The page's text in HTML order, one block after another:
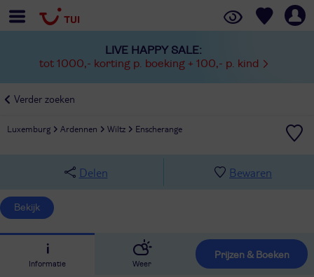
LIVE HAPPY SALE:
tot 1000,- korting p. boeking + 100,- p. kind
Verder zoeken
Luxemburg Ardennen Wiltz Enscherange
Delen Bewaren
Bekijk
Informatie Weer
Prijzen & Boeken